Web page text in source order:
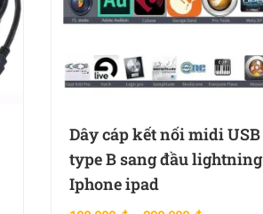
Dây cáp kết nối midi USB
type B sang đầu lightning
Iphone ipad